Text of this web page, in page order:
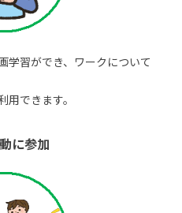
学習ができ、ワークについて
できます。
に参加